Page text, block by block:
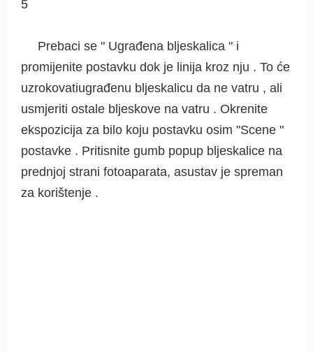
5
Prebaci se " Ugrađena bljeskalica " i
promijenite postavku dok je linija kroz nju . To će
uzrokovatiugrađenu bljeskalicu da ne vatru , ali
usmjeriti ostale bljeskove na vatru . Okrenite
ekspozicija za bilo koju postavku osim "Scene "
postavke . Pritisnite gumb popup bljeskalice na
prednjoj strani fotoaparata, asustav je spreman
za korištenje .